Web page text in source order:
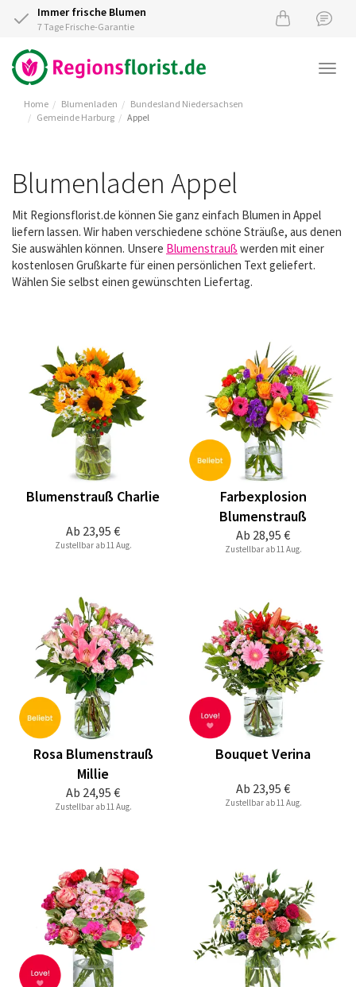
Immer frische Blumen
7 Tage Frische-Garantie
Home Blumenladen
Bundesland Niedersachsen
Gemeinde Harburg
Appel
Blumenladen Appel
Mit Regionsflorist.de können Sie ganz einfach Blumen in Appel
liefern lassen. Wir haben verschiedene schöne Sträuße, aus denen
Sie auswählen können. Unsere Blumenstrauß werden mit einer
kostenlosen Grußkarte für einen persönlichen Text geliefert.
Wählen Sie selbst einen gewünschten Liefertag.
Ab 23,95 €
Blumenstrauß Charlie
Zustellbar ab 11 Aug.
Ab 28,95 €
Farbexplosion
Blumenstrauß
Zustellbar ab 11 Aug.
Ab 24,95 €
Rosa Blumenstrauß
Millie
Zustellbar ab 11 Aug.
Ab 23,95 €
Bouquet Verina
Zustellbar ab 11 Aug.